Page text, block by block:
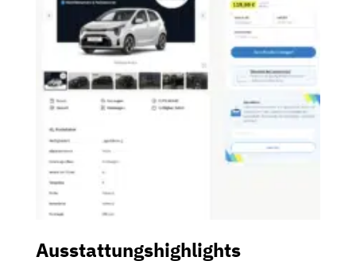
Ausstattungshighlights